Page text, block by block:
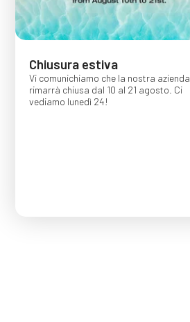
Chiusura estiva
Vi comunichiamo che la nostra azienda
rimarrà chiusa dal 10 al 21 agosto. Ci
vediamo lunedì 24!